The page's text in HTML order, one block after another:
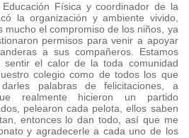
Física y coordinador de la
la organización y ambiente vivido,
mucho el compromiso de los niños, ya
permisos para venir a apoyar
a sus compañeros. Estamos
el calor de la toda comunidad
colegio como de todos los que
palabras de felicitaciones, a
realmente hicieron un partido
pelearon cada pelota, ellos saben
entonces lo dan todo, así que me
y agradecerle a cada uno de los